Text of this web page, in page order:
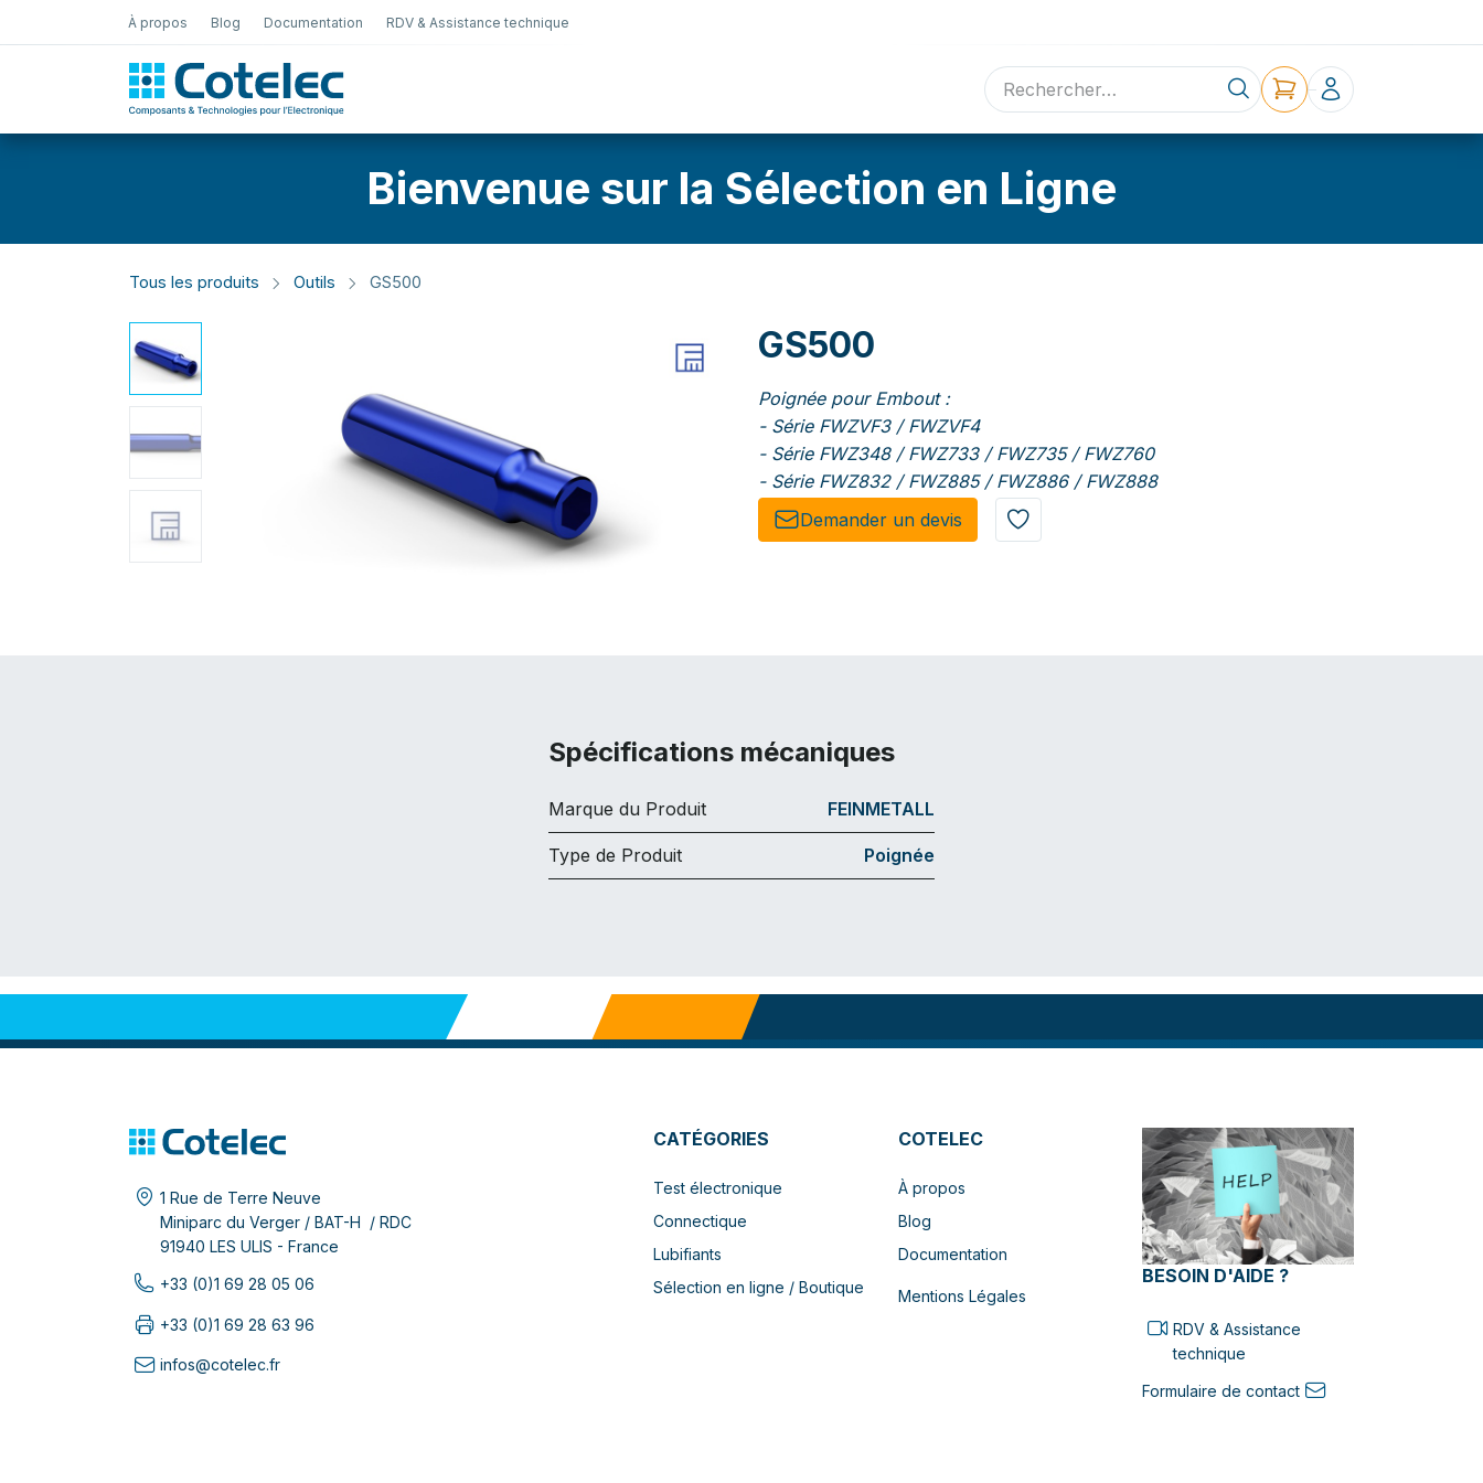
À propos Blog Documentation RDV & Assistance technique
Sélection en ligne Contact
Bienvenue sur la Sélection en Ligne
Tous les produits Outils GS500
GS500
Poignée pour Embout :
- Série FWZVF3 / FWZVF4
- Série FWZ348 / FWZ733 / FWZ735 / FWZ760
- Série FWZ832 / FWZ885 / FWZ886 / FWZ888
Demander un de​​vis​​
Spécifications mécaniques
Marque du Produit FEINMETALL
Type de Produit Poignée
1 Rue de Terre Neuve
Miniparc du Verger / BAT-H / RDC
91940 LES ULIS - France
+33 (0)1 69 28 05 06
+33 (0)1 69 28 63 96
infos@cotelec.fr
CATÉGORIES
Test électronique
Connectique
Lubifiants
Sélection en ligne / Boutique
COTELEC
À propos
Blog
Documentation
Mentions Légales
BESOIN D'AIDE ?
RDV & Assistance
technique
Formulaire de contact